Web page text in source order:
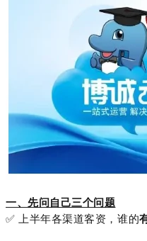
一、先问自己三个问题
✅ 上半年各渠道客资，谁的